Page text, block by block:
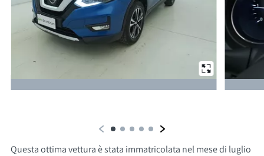
Da un'altra prospettiva
Questa ottima vettura è stata immatricolata nel mese di luglio